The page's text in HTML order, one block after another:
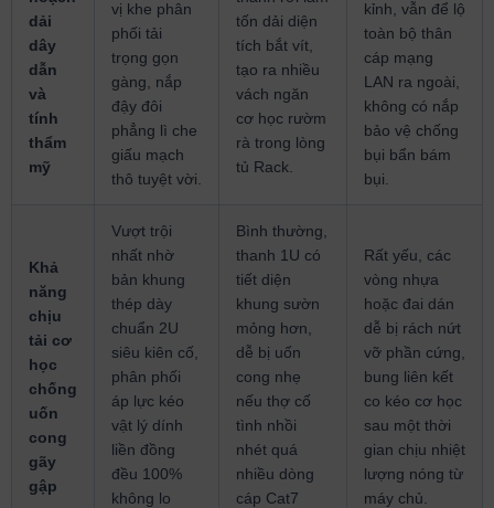
dải
dây
dẫn
và
tính
thẩm
mỹ
vị khe phân
phối tải
trọng gọn
gàng, nắp
đậy đôi
phẳng lì che
giấu mạch
thô tuyệt vời.
tốn dải diện
tích bắt vít,
tạo ra nhiều
vách ngăn
cơ học rườm
rà trong lòng
tủ Rack.
kỉnh, vẫn để lộ
toàn bộ thân
cáp mạng
LAN ra ngoài,
không có nắp
bảo vệ chống
bụi bẩn bám
bụi.
Khả
năng
chịu
tải cơ
học
chống
uốn
cong
gãy
gập
Vượt trội
nhất nhờ
bản khung
thép dày
chuẩn 2U
siêu kiên cố,
phân phối
áp lực kéo
vật lý dính
liền đồng
đều 100%
không lo
Bình thường,
thanh 1U có
tiết diện
khung sườn
mỏng hơn,
dễ bị uốn
cong nhẹ
nếu thợ cố
tình nhồi
nhét quá
nhiều dòng
cáp Cat7
Rất yếu, các
vòng nhựa
hoặc đai dán
dễ bị rách nứt
vỡ phần cứng,
bung liên kết
co kéo cơ học
sau một thời
gian chịu nhiệt
lượng nóng từ
máy chủ.